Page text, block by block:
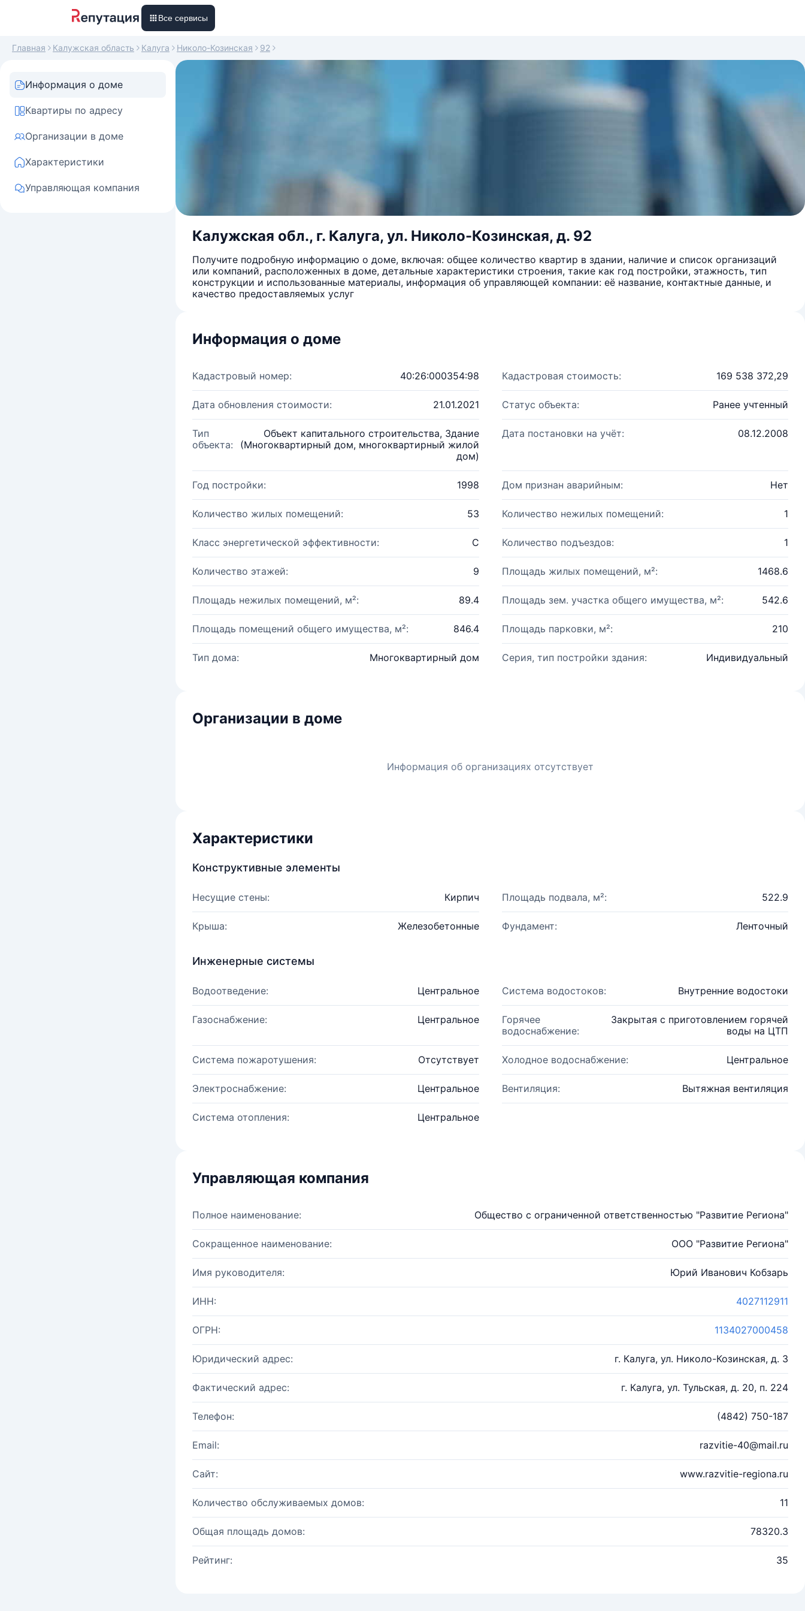
Все сервисы
Главная Калужская область Калуга Николо-Козинская 92
Информация о доме
Квартиры по адресу
Организации в доме
Характеристики
Управляющая компания
Калужская обл., г. Калуга, ул. Николо-Козинская, д. 92
Получите подробную информацию о доме, включая: общее количество квартир в здании, наличие и список организаций
или компаний, расположенных в доме, детальные характеристики строения, такие как год постройки, этажность, тип
конструкции и использованные материалы, информация об управляющей компании: её название, контактные данные, и
качество предоставляемых услуг
Информация о доме
Кадастровый номер: 40:26:000354:98 Кадастровая стоимость: 169 538 372,29
Дата обновления стоимости: 21.01.2021 Статус объекта: Ранее учтенный
Тип
объекта:
Объект капитального строительства, Здание
(Многоквартирный дом, многоквартирный жилой
дом)
Дата постановки на учёт: 08.12.2008
Год постройки: 1998 Дом признан аварийным: Нет
Количество жилых помещений: 53 Количество нежилых помещений: 1
Класс энергетической эффективности: C Количество подъездов: 1
Количество этажей: 9 Площадь жилых помещений, м²: 1468.6
Площадь нежилых помещений, м²: 89.4 Площадь зем. участка общего имущества, м²: 542.6
Площадь помещений общего имущества, м²: 846.4 Площадь парковки, м²: 210
Тип дома: Многоквартирный дом Серия, тип постройки здания: Индивидуальный
Организации в доме
Информация об организациях отсутствует
Характеристики
Конструктивные элементы
Несущие стены: Кирпич Площадь подвала, м²: 522.9
Крыша: Железобетонные Фундамент: Ленточный
Инженерные системы
Водоотведение: Центральное Система водостоков: Внутренние водостоки
Газоснабжение: Центральное
Горячее
водоснабжение:
Закрытая с приготовлением горячей
воды на ЦТП
Система пожаротушения: Отсутствует Холодное водоснабжение: Центральное
Электроснабжение: Центральное Вентиляция: Вытяжная вентиляция
Система отопления: Центральное
Управляющая компания
Полное наименование: Общество с ограниченной ответственностью "Развитие Региона"
Сокращенное наименование: ООО "Развитие Региона"
Имя руководителя: Юрий Иванович Кобзарь
ИНН: 4027112911
ОГРН: 1134027000458
Юридический адрес: г. Калуга, ул. Николо-Козинская, д. 3
Фактический адрес: г. Калуга, ул. Тульская, д. 20, п. 224
Телефон: (4842) 750-187
Email: razvitie-40@mail.ru
Сайт: www.razvitie-regiona.ru
Количество обслуживаемых домов: 11
Общая площадь домов: 78320.3
Рейтинг: 35